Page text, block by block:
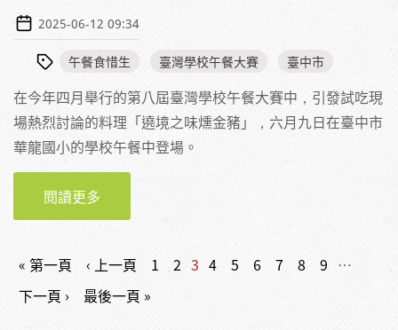
2025-06-12 09:34
午餐食惜生 臺灣學校午餐大賽 臺中市
在今年四月舉行的第八屆臺灣學校午餐大賽中，引發試吃現
場熱烈討論的料理「遶境之味燻金豬」，六月九日在臺中市
華龍國小的學校午餐中登場。
閱讀更多
燻金豬」臺中市華龍國小美味上桌
頁面
« 第一頁 ‹ 上一頁 1 2 3 4 5 6 7 8 9 …
下一頁 ›
最後一頁 »